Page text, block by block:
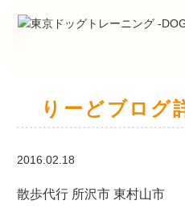
りーどブログ
2016.02.18
散歩代行 所沢市 東村山市